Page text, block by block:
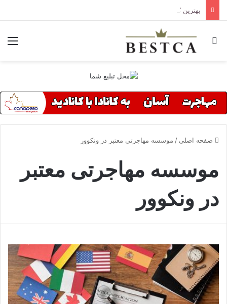
بهترین کلینیک های درمانی تورنتو
جستجو برای
صفحه اصلی / موسسه مهاجرتی معتبر در ونکوور
موسسه مهاجرتی معتبر
در ونکوور